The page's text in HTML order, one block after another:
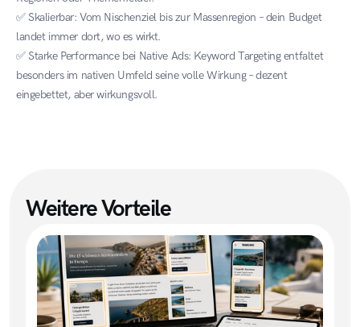
✅ Skalierbar: Vom Nischenziel bis zur Massenregion – dein Budget
landet immer dort, wo es wirkt.
✅ Starke Performance bei Native Ads: Keyword Targeting entfaltet
besonders im nativen Umfeld seine volle Wirkung – dezent
eingebettet, aber wirkungsvoll.
Weitere Vorteile